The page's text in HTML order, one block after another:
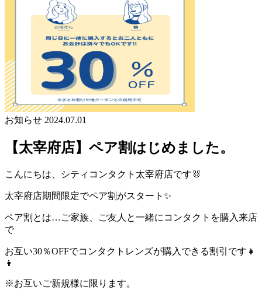
お知らせ 2024.07.01
【太宰府店】ペア割はじめました。
こんにちは、シティコンタクト太宰府店です🐰
太宰府店期間限定でペア割がスタート✨
ペア割とは…ご家族、ご友人と一緒にコンタクトを購入来店
で
お互い30％OFFでコンタクトレンズが購入できる割引です👧
👦
※お互いご新規様に限ります。